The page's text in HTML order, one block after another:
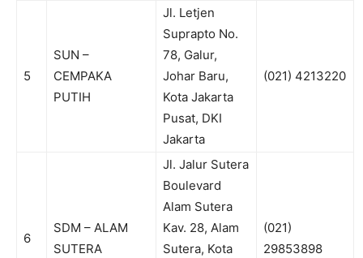
5
SUN –
CEMPAKA
PUTIH
Jl. Letjen
Suprapto No.
78, Galur,
Johar Baru,
Kota Jakarta
Pusat, DKI
Jakarta
(021) 4213220
6
SDM – ALAM
SUTERA
Jl. Jalur Sutera
Boulevard
Alam Sutera
Kav. 28, Alam
Sutera, Kota
(021)
29853898